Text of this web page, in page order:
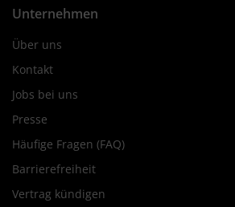
Unternehmen
Über uns
Kontakt
Jobs bei uns
Presse
Häufige Fragen (FAQ)
Barrierefreiheit
Vertrag kündigen